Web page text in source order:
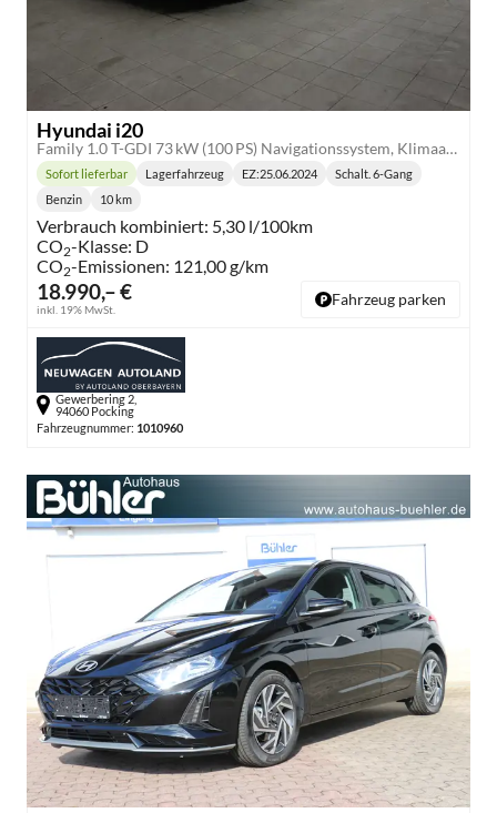
Hyundai i20
Family 1.0 T-GDI 73 kW (100 PS) Navigationssystem, Klimaautomatik, Sitzheizung, Lenkradheizung, Radio mit DAB, Apple CarPlay & Android Auto, Rückfahrkamera, Einparkhilfe hinten, Lichtsensor, Spurassistent, Fernlichtassistent, Verkehrszeichenassistent uvm.
18.990,– €
inkl. 19% MwSt.
Lieferzeit:
Sofort lieferbar Lagerfahrzeug EZ:25.06.2024
Getriebe:
Schalt. 6-Gang
Benzin 10 km
Verbrauch kombiniert: 5,30 l/100km
CO2-Klasse: D
CO2-Emissionen: 121,00 g/km
Fahrzeug parken
Gewerbering 2,
94060 Pocking
Fahrzeugnummer: 1010960